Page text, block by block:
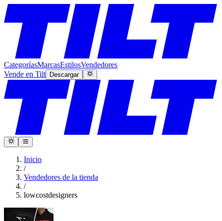
CategoríasMarcasEstilosVendedores
Vende en Tilt
Descargar
Inicio
/
Vendedores de la tienda
/
lowcostdesigners